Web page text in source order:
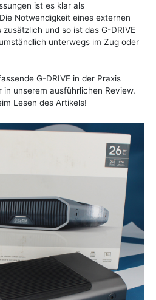
ist es klar als
Notwendigkeit eines externen
und so ist das G-DRIVE
unterwegs im Zug oder
G-DRIVE in der Praxis
unserem ausführlichen Review.
Lesen des Artikels!